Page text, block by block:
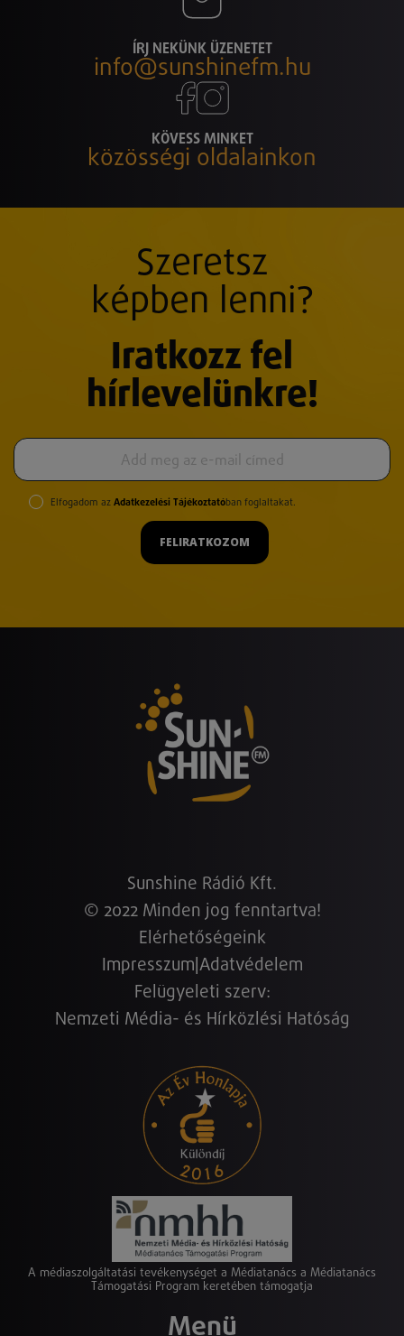
ÍRJ NEKÜNK ÜZENETET
info@sunshinefm.hu
KÖVESS MINKET
közösségi oldalainkon
Szeretsz
képben lenni?
Iratkozz fel
hírlevelünkre!
Elfogadom az Adatkezelési Tájékoztatóban foglaltakat.
FELIRATKOZOM
Sunshine Rádió Kft.
© 2022 Minden jog fenntartva!
Elérhetőségeink
Impresszum Adatvédelem
Felügyeleti szerv:
Nemzeti Média- és Hírközlési Hatóság
A médiaszolgáltatási tevékenységet a Médiatanács a Médiatanács
Támogatási Program keretében támogatja
Menü